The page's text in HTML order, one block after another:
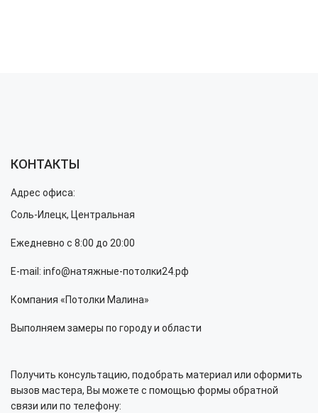
КОНТАКТЫ
Адрес офиса:
Соль-Илецк, Центральная
Ежедневно с 8:00 до 20:00
E-mail: info@натяжные-потолки24.рф
Компания «Потолки Малина»
Выполняем замеры по городу и области
Получить консультацию, подобрать материал или оформить
вызов мастера, Вы можете с помощью формы обратной
связи или по телефону: